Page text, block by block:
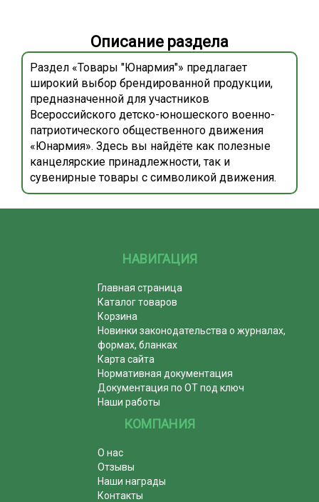
Описание раздела
Раздел «Товары "Юнармия"» предлагает
широкий выбор брендированной продукции,
предназначенной для участников
Всероссийского детско-юношеского военно-
патриотического общественного движения
«Юнармия». Здесь вы найдёте как полезные
канцелярские принадлежности, так и
сувенирные товары с символикой движения.
НАВИГАЦИЯ
Главная страница
Каталог товаров
Корзина
Новинки законодательства о журналах,
формах, бланках
Карта сайта
Нормативная документация
Документация по ОТ под ключ
Наши работы
КОМПАНИЯ
О нас
Отзывы
Наши награды
Контакты